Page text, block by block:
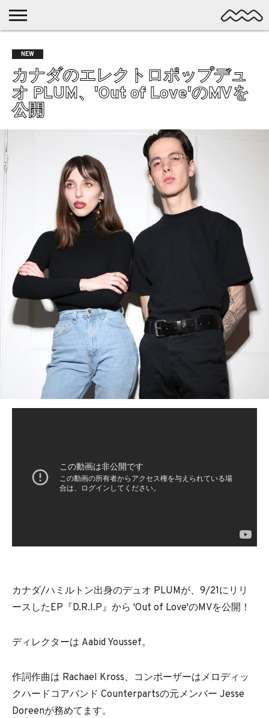
MUSIC
LATEST
POSTS
SPOTLIGHT
NYP
/ DL
DISCOVERY
ALTERNATIVE
ELECTRONIC
SSW
POSTPUNK
GARAGE
EXPERIMENTAL
SYNTHPOP
NEW
カナダのエレクトロポップデュ
オ PLUM、'Out of Love'のMVを
公開
カナダ/ハミルトン出身のデュオ PLUMが、9/21にリリ
ースしたEP『D.R.I.P』から 'Out of Love'のMVを公開！
ディレクターは Aabid Youssef。
作詞作曲は Rachael Kross、コンポーザーはメロディッ
クハードコアバンド Counterpartsの元メンバー Jesse
Doreenが務めてます。